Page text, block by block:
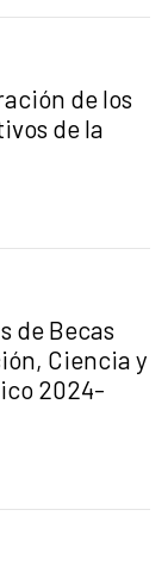
de los
de la
de Becas
Ciencia y
2024-